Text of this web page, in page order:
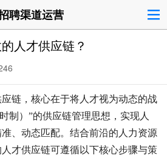
聘渠道运营
人才供应链？
链，核心在于将人才视为动态的战
制）”的供应链管理思想，实现人
、动态匹配。结合前沿的人力资源
才供应链可遵循以下核心步骤与策